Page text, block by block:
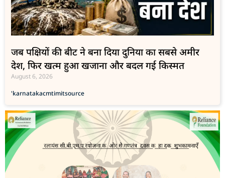
जब पक्षियों की बीट ने बना दिया दुनिया का सबसे अमीर
देश, फिर खत्म हुआ खजाना और बदल गई किस्मत
August 6, 2026
'karnatakacmtimitsource